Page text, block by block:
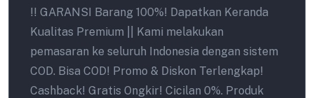
!! GARANSI Barang 100%! Dapatkan Keranda
Kualitas Premium || Kami melakukan
pemasaran ke seluruh Indonesia dengan sistem
COD. Bisa COD! Promo & Diskon Terlengkap!
Cashback! Gratis Ongkir! Cicilan 0%. Produk